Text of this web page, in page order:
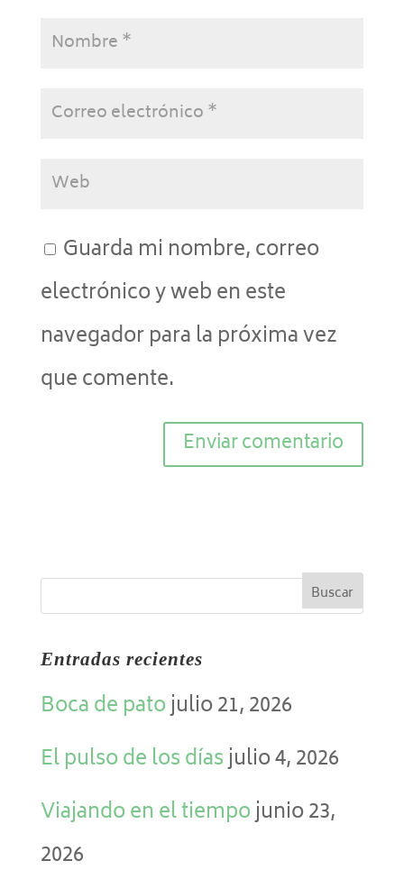
Guarda mi nombre, correo
electrónico y web en este
navegador para la próxima vez
que comente.
Entradas recientes
Boca de patojulio 21, 2026
El pulso de los díasjulio 4, 2026
Viajando en el tiempojunio 23,
2026